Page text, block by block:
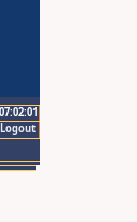
Logout